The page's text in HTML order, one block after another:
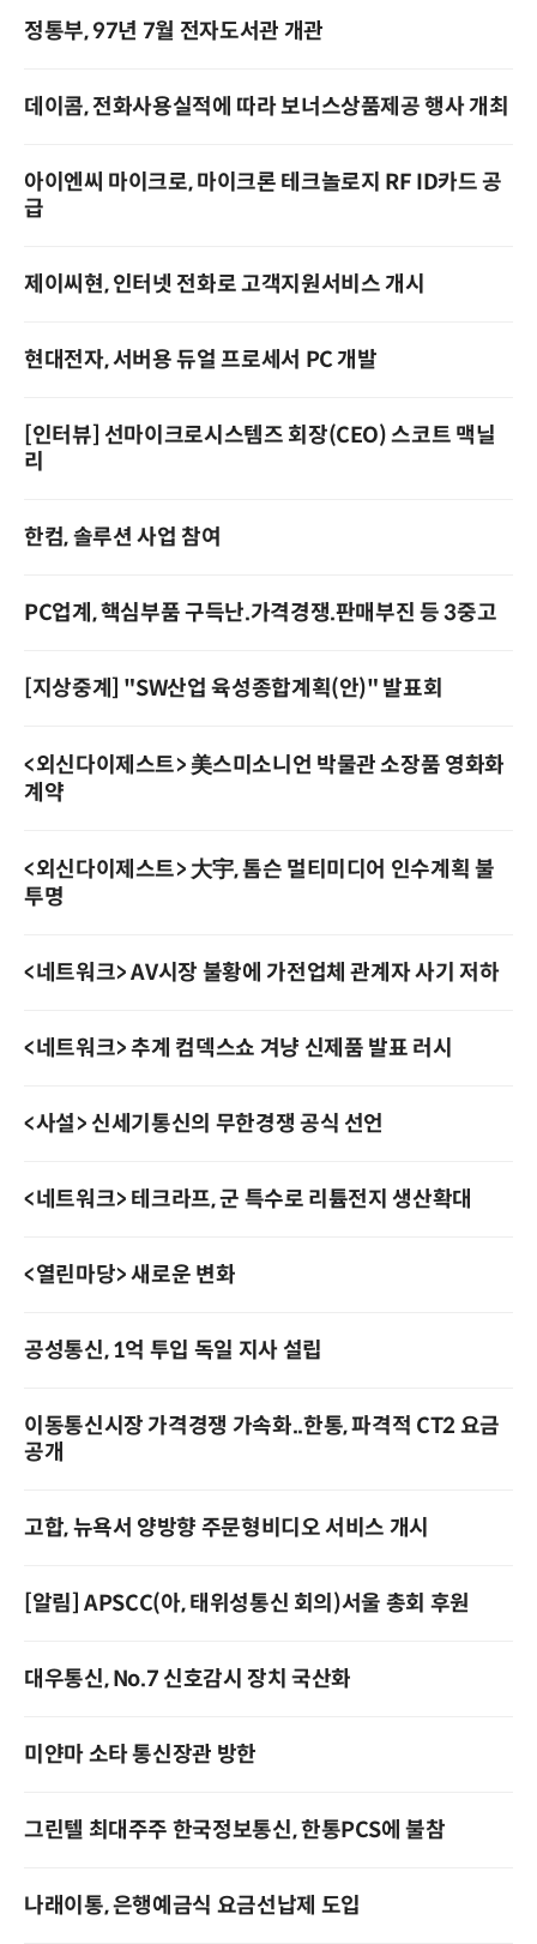
정통부, 97년 7월 전자도서관 개관
데이콤, 전화사용실적에 따라 보너스상품제공 행사 개최
아이엔씨 마이크로, 마이크론 테크놀로지 RF ID카드 공
급
제이씨현, 인터넷 전화로 고객지원서비스 개시
현대전자, 서버용 듀얼 프로세서 PC 개발
[인터뷰] 선마이크로시스템즈 회장(CEO) 스코트 맥닐
리
한컴, 솔루션 사업 참여
PC업계, 핵심부품 구득난.가격경쟁.판매부진 등 3중고
[지상중계] "SW산업 육성종합계획(안)" 발표회
<외신다이제스트> 美스미소니언 박물관 소장품 영화화
계약
<외신다이제스트> 大宇, 톰슨 멀티미디어 인수계획 불
투명
<네트워크> AV시장 불황에 가전업체 관계자 사기 저하
<네트워크> 추계 컴덱스쇼 겨냥 신제품 발표 러시
<사설> 신세기통신의 무한경쟁 공식 선언
<네트워크> 테크라프, 군 특수로 리튬전지 생산확대
<열린마당> 새로운 변화
공성통신, 1억 투입 독일 지사 설립
이동통신시장 가격경쟁 가속화..한통, 파격적 CT2 요금
공개
고합, 뉴욕서 양방향 주문형비디오 서비스 개시
[알림] APSCC(아, 태위성통신 회의)서울 총회 후원
대우통신, No.7 신호감시 장치 국산화
미얀마 소타 통신장관 방한
그린텔 최대주주 한국정보통신, 한통PCS에 불참
나래이통, 은행예금식 요금선납제 도입